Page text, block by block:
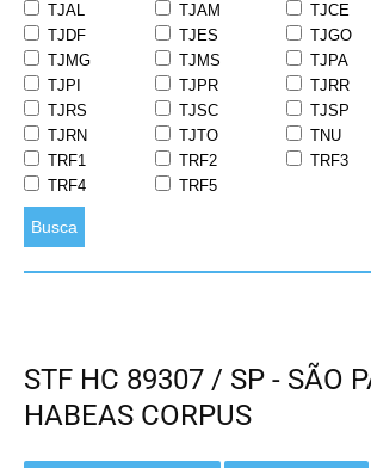
TJAL
TJAM
TJCE
TJDF
TJES
TJGO
TJMG
TJMS
TJPA
TJPI
TJPR
TJRR
TJRS
TJSC
TJSP
TJRN
TJTO
TNU
TRF1
TRF2
TRF3
TRF4
TRF5
Busca
STF HC 89307 / SP - SÃO
HABEAS CORPUS